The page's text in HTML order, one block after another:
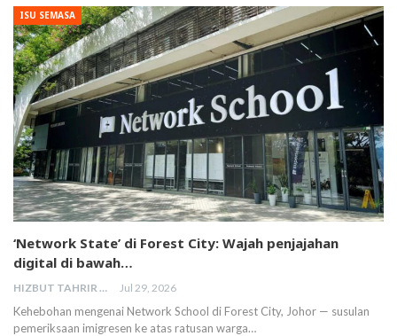
ISU SEMASA
‘Network State’ di Forest City: Wajah penjajahan
digital di bawah…
HIZBUT TAHRIR MALAYSIA Jul 29, 2026
Kehebohan mengenai Network School di Forest City, Johor — susulan
pemeriksaan imigresen ke atas ratusan warga…